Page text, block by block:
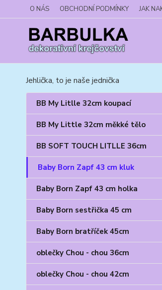
O NÁS OBCHODNÍ PODMÍNKY JAK
Jehlička, to je naše jednička
BB My Litlle 32cm koupací
BB My Little 32cm měkké tělo
BB SOFT TOUCH LITLLE 36cm
Baby Born Zapf 43 cm kluk
Baby Born Zapf 43 cm holka
Baby Born sestřička 45 cm
Baby Born bratříček 45cm
oblečky Chou - chou 36cm
oblečky Chou - chou 42cm